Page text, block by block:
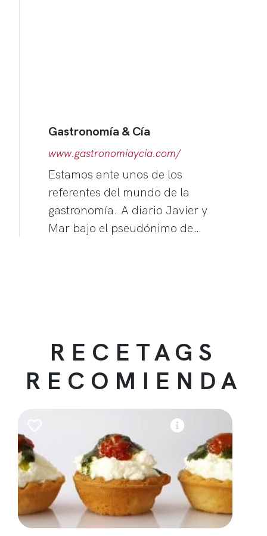
Gastronomía & Cía
www.gastronomiaycia.com/
Estamos ante unos de los
referentes del mundo de la
gastronomía. A diario Javier y
Mar bajo el pseudónimo de…
RECETAGS
RECOMIENDA